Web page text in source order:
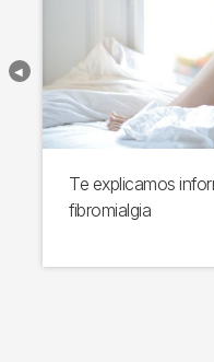
Te explicamos
fibromialgia